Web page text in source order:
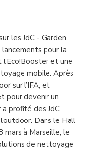
les JdC - Garden
pour la
et une
mobile. Après
sur l’IFA, et
pour devenir un
a profité des JdC
Dans le Hall
mars à Marseille, le
de nettoyage